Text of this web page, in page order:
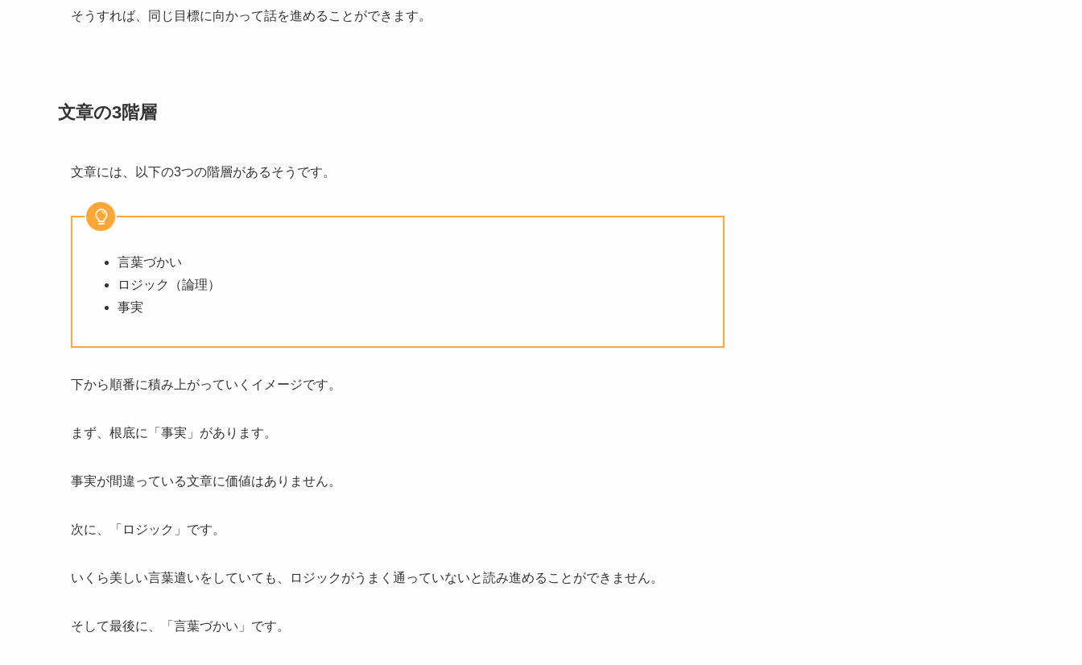
そうすれば、同じ目標に向かって話を進めることができます。
文章の3階層
文章には、以下の3つの階層があるそうです。
言葉づかい
ロジック（論理）
事実
下から順番に積み上がっていくイメージです。
まず、根底に「事実」があります。
事実が間違っている文章に価値はありません。
次に、「ロジック」です。
いくら美しい言葉遣いをしていても、ロジックがうまく通っていないと読み進めることができません。
そして最後に、「言葉づかい」です。